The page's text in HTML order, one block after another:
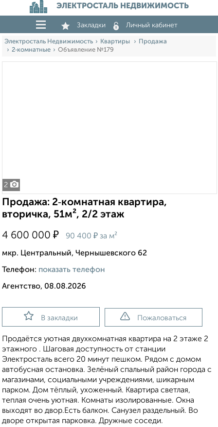
ЭЛЕКТРОСТАЛЬ НЕДВИЖИМОСТЬ
Закладки Личный кабинет
Электросталь Недвижимость Квартиры
Продажа
2‑комнатные
Объявление №179
2
Продажа: 2‑комнатная квартира,
вторичка, 51м², 2/2 этаж
4 600 000 ₽ 90 400 ₽ за м²
мкр. Центральный, Чернышевского 62
Телефон: показать телефон
Агентство, 08.08.2026
В закладки Пожаловаться
Продаётся уютная двухкомнатная квартира на 2 этаже 2
этажного . Шаговая доступность от станции
Электросталь всего 20 минут пешком. Рядом с домом
автобусная остановка. Зелёный спальный район города с
магазинами, социальными учреждениями, шикарным
парком. Дом тёплый, ухоженный. Квартира светлая,
теплая очень уютная. Комнаты изолированные. Окна
выходят во двор.Есть балкон. Санузел раздельный. Во
дворе открытая парковка. Дружные соседи.